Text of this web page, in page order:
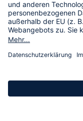
HSE International